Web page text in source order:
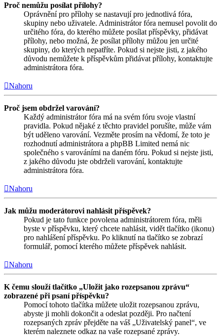
Proč nemůžu posílat přílohy?
Oprávnění pro přílohy se nastavují pro jednotlivá fóra,
skupiny nebo uživatele. Administrátor fóra nemusel povolit do
určitého fóra, do kterého můžete posílat příspěvky, přidávat
přílohy, nebo možná, že posílat přílohy můžou jen určité
skupiny, do kterých nepatříte. Pokud si nejste jisti, z jakého
důvodu nemůžete k příspěvkům přidávat přílohy, kontaktujte
administrátora fóra.
Nahoru
Proč jsem obdržel varování?
Každý administrátor fóra má na svém fóru svoje vlastní
pravidla. Pokud nějaké z těchto pravidel porušíte, může vám
být uděleno varování. Vezměte prosím na vědomí, že toto je
rozhodnutí administrátora a phpBB Limited nemá nic
společného s varováními na daném fóru. Pokud si nejste jisti,
z jakého důvodu jste obdrželi varování, kontaktujte
administrátora fóra.
Nahoru
Jak můžu moderátorovi nahlásit příspěvek?
Pokud je tato funkce povolena administrátorem fóra, měli
byste v příspěvku, který chcete nahlásit, vidět tlačítko (ikonu)
pro nahlášení příspěvku. Po kliknutí na tlačítko se zobrazí
formulář, pomocí kterého můžete příspěvek nahlásit.
Nahoru
K čemu slouží tlačítko „Uložit jako rozepsanou zprávu“
zobrazené při psaní příspěvku?
Pomocí tohoto tlačítka můžete uložit rozepsanou zprávu,
abyste ji mohli dokončit a odeslat později. Pro načtení
rozepsaných zpráv přejděte na váš „Uživatelský panel“, ve
kterém naleznete odkaz na vaše rozepsané zprávy.